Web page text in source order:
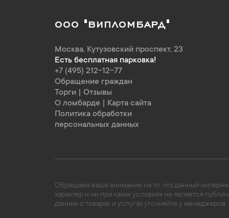
ООО "ВИПЛОМБАРД"
Москва, Кутузовский проспект, 23
Есть бесплатная парковка!
+7 (495) 212-12-77
Обращение граждан
Торги
Отзывы
О ломбарде
Карта сайта
Политика обработки
персональных данных
Обращаем ваше внимание на то, что данный
характер и ни при каких условиях не является
данных о товарах и услугах уточняйте у менеджеров.